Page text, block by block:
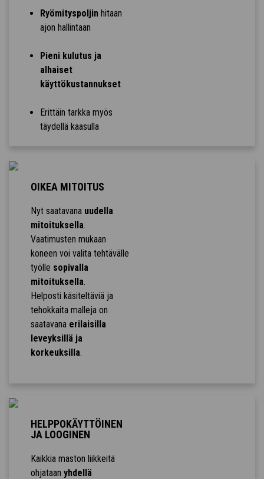
Ryömityspoljinhitaan
ajon hallintaan
Pieni kulutus ja
alhaiset
käyttökustannukset
Erittäin tarkka myös
täydellä kaasulla
OIKEA MITOITUS
Nyt saatavana uudella
mitoituksella.
Vaatimusten mukaan
koneen voi valita tehtävälle
työlle sopivalla
mitoituksella.
Helposti käsiteltäviä ja
tehokkaita malleja on
saatavana erilaisilla
leveyksillä ja
korkeuksilla.
HELPPOKÄYTTÖINEN
JA LOOGINEN
Kaikkia maston liikkeitä
ohjataan yhdellä